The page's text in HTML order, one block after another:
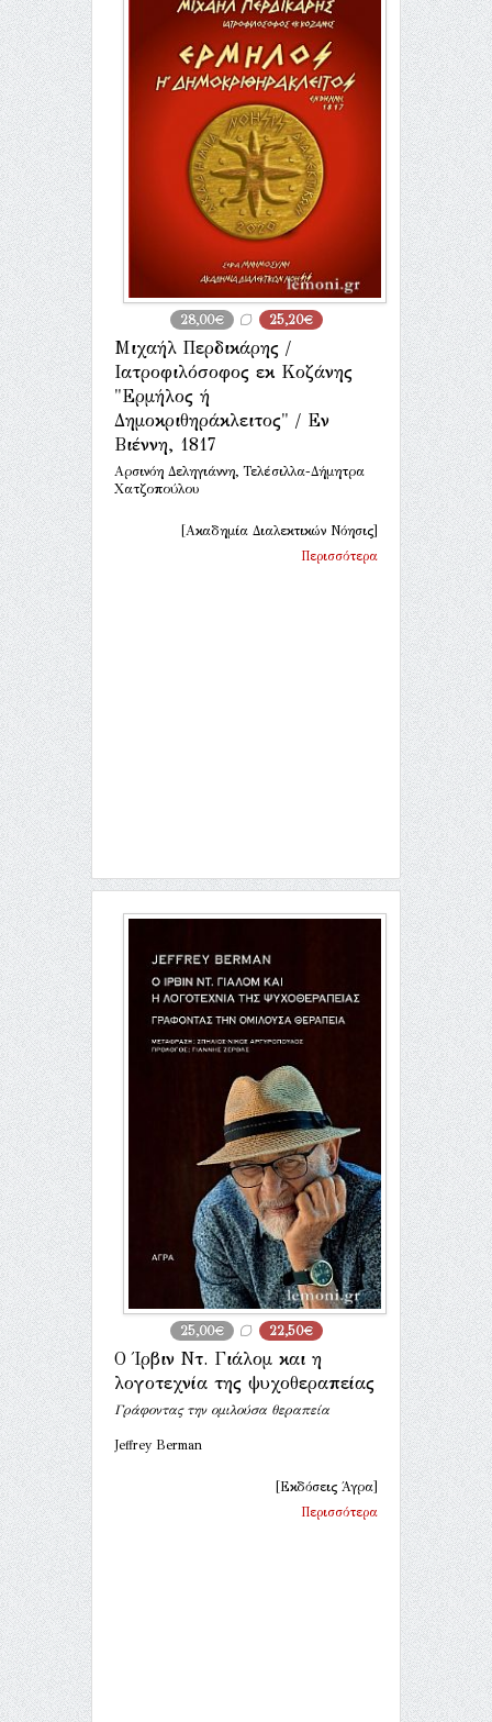
28,00€ 25,20€
Μιχαήλ Περδικάρης /
Ιατροφιλόσοφος εκ Κοζάνης
"Ερμήλος ή
Δημοκριθηράκλειτος" / Εν
Βιέννη, 1817
Αρσινόη Δεληγιάννη, Τελέσιλλα-Δήμητρα
Χατζοπούλου
[Ακαδημία Διαλεκτικών Νόησις]
Περισσότερα
25,00€ 22,50€
Ο Ίρβιν Ντ. Γιάλομ και η
λογοτεχνία της ψυχοθεραπείας
Γράφοντας την ομιλούσα θεραπεία
Jeffrey Berman
[Εκδόσεις Άγρα]
Περισσότερα